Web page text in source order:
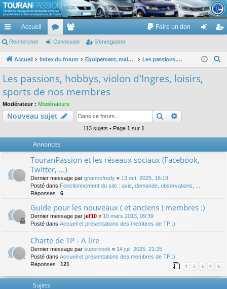
TouranPassion
Le forum des propriétaires ou futurs acquéreurs du Volkswagen Touran
cc
ès
de
Accueil
or
u
e
m
Faire un don
ne nr
Rechercher Connexion S’enregistrer
Accueil Index du forum Equipement, maison, famille, passion, hobby, détente, ... Les passions, hobbys, violon d'Ingres, loisirs, sports de nos membres
h
Les passions, hobbys, violon d'Ingres, loisirs,
sports de nos membres
Modérateur : Modérateurs
Nouveau sujet Rechercher
113 sujets • Page 1 sur 1
Annonces
TouranPassion et les réseaux sociaux (Facebook,
Twitter, ...)
Dernier message par gnanvofredy « 13 oct. 2025, 16:19
Posté dans Fonctionnement du site : avis, demande, observations, ...
Réponses : 6
Guide pour les nouveaux ( et anciens ) membres :)
Dernier message par jef10 « 10 mars 2013, 09:39
Posté dans Accueil et présentations des membres de TP :)
Charte de TP - A lire
Dernier message par supercook « 14 juil. 2025, 21:25
Posté dans Accueil et présentations des membres de TP :)
Réponses : 121 1 2 3 4 5
Sujets